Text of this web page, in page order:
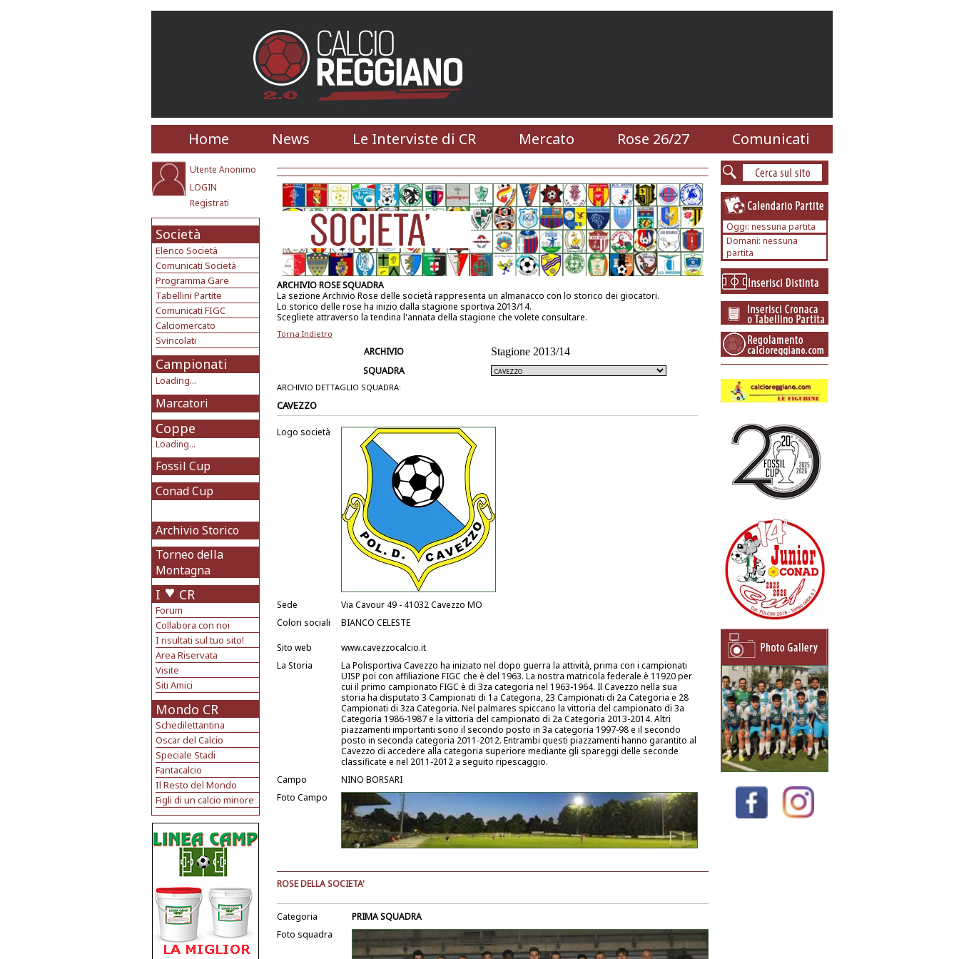
Home News Le Interviste di CR Mercato Rose 26/27 Comunicati
Utente Anonimo
LOGIN
Registrati
Società
Elenco Società
Comunicati Società
Programma Gare
Tabellini Partite
Comunicati FIGC
Calciomercato
Svincolati
Campionati
Loading...
Marcatori
Coppe
Loading...
Fossil Cup
Conad Cup
Archivio Storico
Torneo della
Montagna
I CR
Forum
Collabora con noi
I risultati sul tuo sito!
Area Riservata
Visite
Siti Amici
Mondo CR
Schedilettantina
Oscar del Calcio
Speciale Stadi
Fantacalcio
Il Resto del Mondo
Figli di un calcio minore
ARCHIVIO ROSE SQUADRA
La sezione Archivio Rose delle società rappresenta un almanacco con lo storico dei giocatori.
Lo storico delle rose ha inizio dalla stagione sportiva 2013/14.
Scegliete attraverso la tendina l'annata della stagione che volete consultare.
Torna Indietro
ARCHIVIO
Stagione 2013/14
SQUADRA
ARCHIVIO DETTAGLIO SQUADRA:
CAVEZZO
Logo società
Sede
Via Cavour 49 - 41032 Cavezzo MO
Colori sociali
BIANCO CELESTE
Sito web
www.cavezzocalcio.it
La Storia
La Polisportiva Cavezzo ha iniziato nel dopo guerra la attività, prima con i campionati
UISP poi con affiliazione FIGC che è del 1963. La nostra matricola federale è 11920 per
cui il primo campionato FIGC è di 3za categoria nel 1963-1964. Il Cavezzo nella sua
storia ha disputato 3 Campionati di 1a Categoria, 23 Campionati di 2a Categoria e 28
Campionati di 3za Categoria. Nel palmares spiccano la vittoria del campionato di 3a
Categoria 1986-1987 e la vittoria del campionato di 2a Categoria 2013-2014. Altri
piazzamenti importanti sono il secondo posto in 3a categoria 1997-98 e il secondo
posto in seconda categoria 2011-2012. Entrambi questi piazzamenti hanno garantito al
Cavezzo di accedere alla categoria superiore mediante gli spareggi delle seconde
classificate e nel 2011-2012 a seguito ripescaggio.
Campo
NINO BORSARI
Foto Campo
ROSE DELLA SOCIETA'
Categoria
PRIMA SQUADRA
Foto squadra
Oggi: nessuna partita
Domani: nessuna
partita